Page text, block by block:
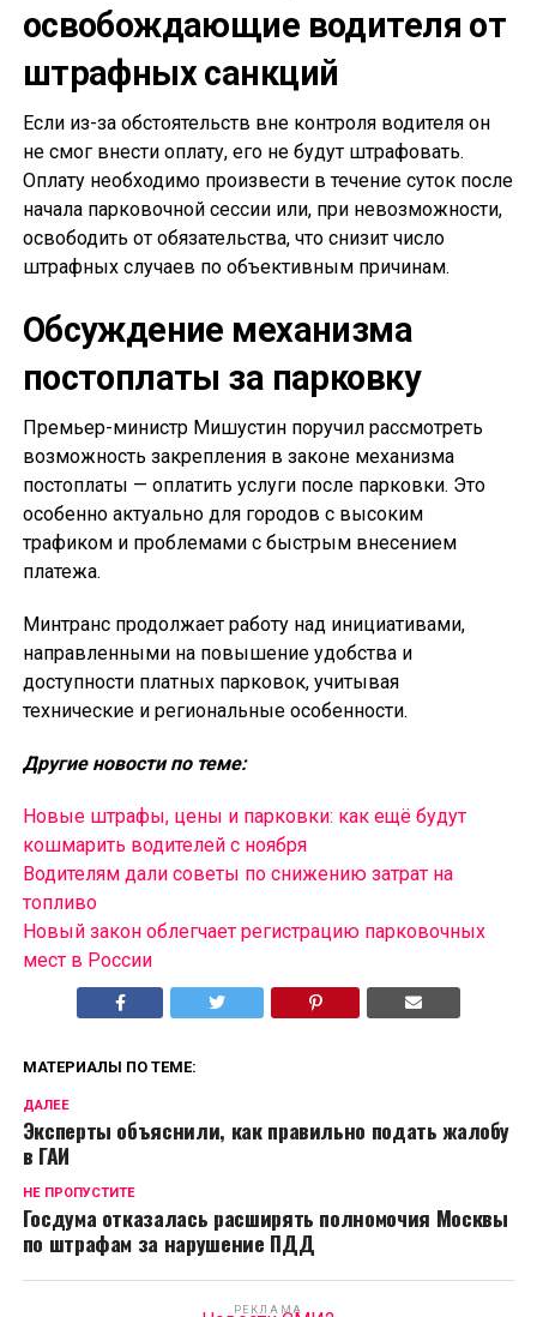
освобождающие водителя от
штрафных санкций
Если из-за обстоятельств вне контроля водителя он
не смог внести оплату, его не будут штрафовать.
Оплату необходимо произвести в течение суток после
начала парковочной сессии или, при невозможности,
освободить от обязательства, что снизит число
штрафных случаев по объективным причинам.
Обсуждение механизма
постоплаты за парковку
Премьер-министр Мишустин поручил рассмотреть
возможность закрепления в законе механизма
постоплаты — оплатить услуги после парковки. Это
особенно актуально для городов с высоким
трафиком и проблемами с быстрым внесением
платежа.
Минтранс продолжает работу над инициативами,
направленными на повышение удобства и
доступности платных парковок, учитывая
технические и региональные особенности.
Другие новости по теме:
Новые штрафы, цены и парковки: как ещё будут
кошмарить водителей с ноября
Водителям дали советы по снижению затрат на
топливо
Новый закон облегчает регистрацию парковочных
мест в России
МАТЕРИАЛЫ ПО ТЕМЕ:
ДАЛЕЕ
Эксперты объяснили, как правильно подать жалобу
в ГАИ
НЕ ПРОПУСТИТЕ
Госдума отказалась расширять полномочия Москвы
по штрафам за нарушение ПДД
РЕКЛАМА